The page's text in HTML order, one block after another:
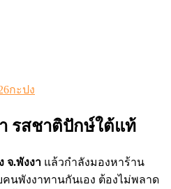
กะปง
รสชาติปักษ์ใต้แท้
จ.พังงา แล้วกำลังมองหาร้าน
นพังงาทานกันเอง ต้องไม่พลาด